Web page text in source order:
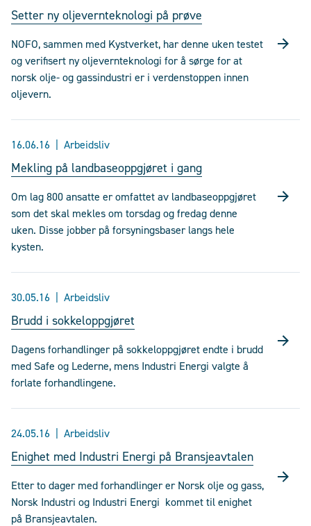
Setter ny oljevernteknologi på prøve
NOFO, sammen med Kystverket, har denne uken testet
og verifisert ny oljevernteknologi for å sørge for at
norsk olje- og gassindustri er i verdenstoppen innen
oljevern.
16.06.16 Arbeidsliv
Mekling på landbaseoppgjøret i gang
Om lag 800 ansatte er omfattet av landbaseoppgjøret
som det skal mekles om torsdag og fredag denne
uken. Disse jobber på forsyningsbaser langs hele
kysten.
30.05.16 Arbeidsliv
Brudd i sokkeloppgjøret
Dagens forhandlinger på sokkeloppgjøret endte i brudd
med Safe og Lederne, mens Industri Energi valgte å
forlate forhandlingene.
24.05.16 Arbeidsliv
Enighet med Industri Energi på Bransjeavtalen
Etter to dager med forhandlinger er Norsk olje og gass,
Norsk Industri og Industri Energi kommet til enighet
på Bransjeavtalen.